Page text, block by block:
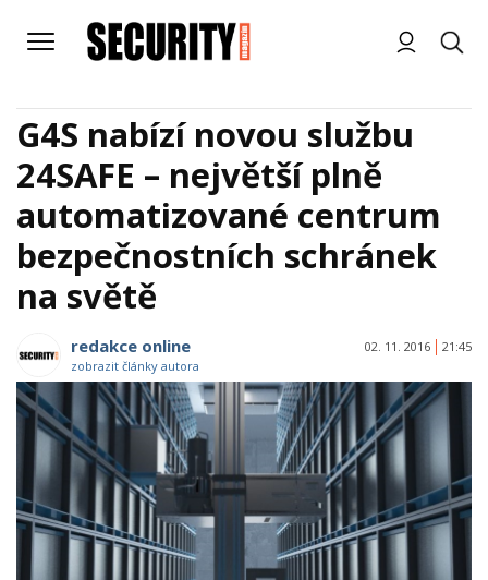
G4S nabízí novou službu
24SAFE – největší plně
automatizované centrum
bezpečnostních schránek
na světě
redakce online
zobrazit články autora
02. 11. 2016 21:45